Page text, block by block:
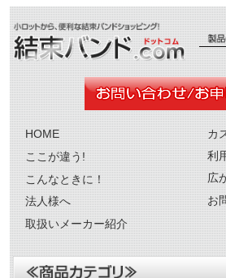
HOME
ここが違う!
こんなときに！
法人様へ
取扱いメーカー紹介
カ
利
広
お